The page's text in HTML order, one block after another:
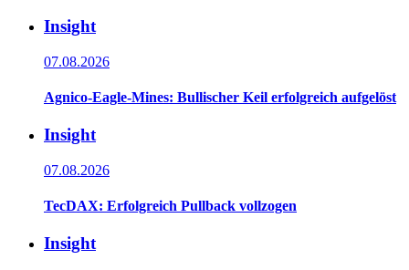
Insight
07.08.2026
Agnico-Eagle-Mines: Bullischer Keil erfolgreich aufgelöst
Insight
07.08.2026
TecDAX: Erfolgreich Pullback vollzogen
Insight